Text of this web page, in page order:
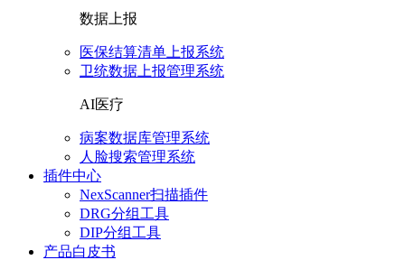
数据上报
医保结算清单上报系统
卫统数据上报管理系统
AI医疗
病案数据库管理系统
人脸搜索管理系统
插件中心
NexScanner扫描插件
DRG分组工具
DIP分组工具
产品白皮书